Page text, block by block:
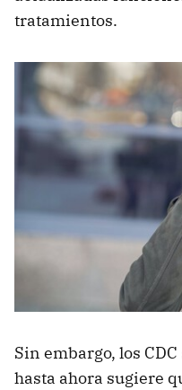
tratamientos.
Sin embargo, los
hasta ahora sugiere